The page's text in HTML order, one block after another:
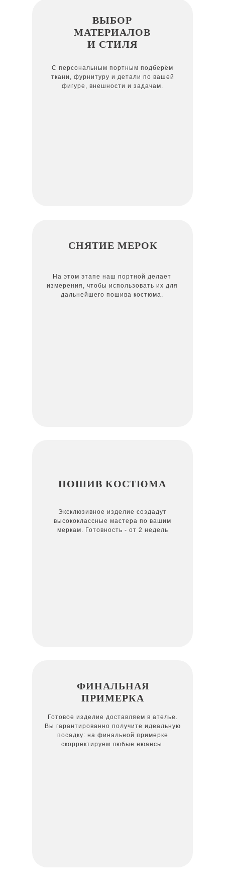
Готовое изделие доставляем в ателье.
Вы гарантированно получите идеальную
посадку: на финальной примерке
скорректируем любые нюансы.
ФИНАЛЬНАЯ
ПРИМЕРКА
Эксклюзивное изделие создадут
высококлассные мастера по вашим
меркам. Готовность - от 2 недель
ПОШИВ КОСТЮМА
На этом этапе наш портной делает
измерения, чтобы использовать их для
дальнейшего пошива костюма.
СНЯТИЕ МЕРОК
С персональным портным подберём
ткани, фурнитуру и детали по вашей
фигуре, внешности и задачам.
ВЫБОР
МАТЕРИАЛОВ
И СТИЛЯ